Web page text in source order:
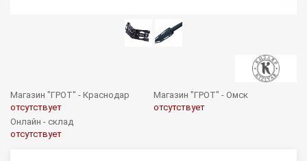
Магазин "ГРОТ" - Краснодар
отсутствует
Магазин "ГРОТ" - Омск
отсутствует
Онлайн - склад
отсутствует